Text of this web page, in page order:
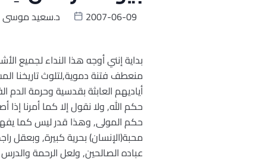
د.سعيد موسى 2007-06-09
بداية إنني أوجه هذا النداء لجميع
منعطف فتنة دموية,لتلوث تاريخنا
أياديهم العابثة بقدسية وحرمة الدم
حكم الله, ولا نقول إلا كما أمرنا إذا
حكم المولى, وهذا قدر ليس كما
محبة(الإنسان) بحرية كبيرة, وبعقل
عباده الصالحين, ولعل الرحمة